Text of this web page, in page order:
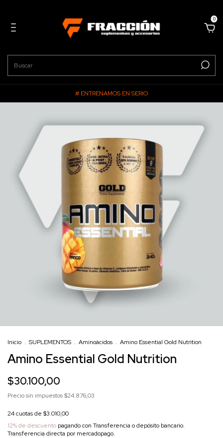
0
# ENTRENAMOS EN SERIO
Inicio . SUPLEMENTOS . Aminoácidos . Amino Essential Gold Nutrition
Amino Essential Gold Nutrition
$30.100,00
Precio sin impuestos$24.876,03
24cuotas de $3.010,00
12% de descuento pagando con Transferencia o depósito bancario.
Transferencia directa por mercadopago.